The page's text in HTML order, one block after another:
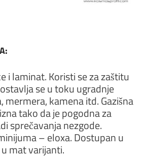
i laminat. Koristi se za zaštitu
se u toku ugradnje
mermera, kamena itd. Gazišna
tako da je pogodna za
sprečavanja nezgode.
– eloxa. Dostupan u
mat varijanti.